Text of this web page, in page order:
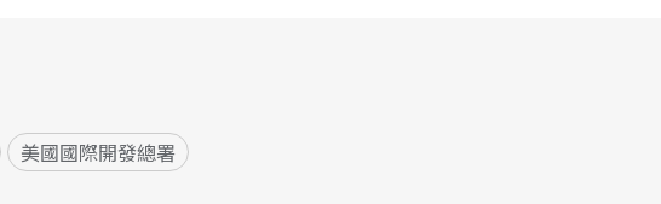
美國國際開發總署